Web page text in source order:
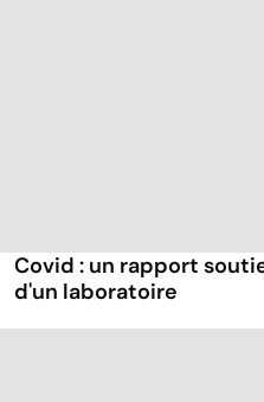
Covid : un rapport
d'un laboratoire